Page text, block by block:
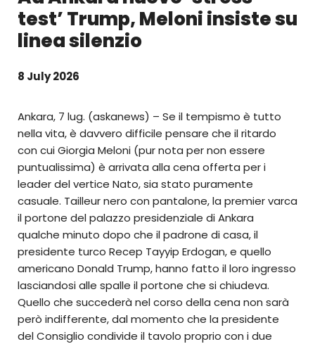
test’ Trump, Meloni insiste su
linea silenzio
8 July 2026
Ankara, 7 lug. (askanews) – Se il tempismo è tutto
nella vita, è davvero difficile pensare che il ritardo
con cui Giorgia Meloni (pur nota per non essere
puntualissima) è arrivata alla cena offerta per i
leader del vertice Nato, sia stato puramente
casuale. Tailleur nero con pantalone, la premier varca
il portone del palazzo presidenziale di Ankara
qualche minuto dopo che il padrone di casa, il
presidente turco Recep Tayyip Erdogan, e quello
americano Donald Trump, hanno fatto il loro ingresso
lasciandosi alle spalle il portone che si chiudeva.
Quello che succederà nel corso della cena non sarà
però indifferente, dal momento che la presidente
del Consiglio condivide il tavolo proprio con i due